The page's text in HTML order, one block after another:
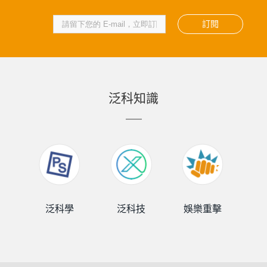
訂閱
泛科知識
泛科學 泛科技 娛樂重擊